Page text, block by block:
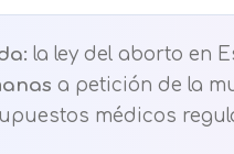
la ley del aborto en
a petición de la
médicos